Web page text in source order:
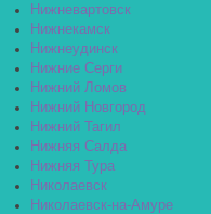
Нижневартовск
Нижнекамск
Нижнеудинск
Нижние Серги
Нижний Ломов
Нижний Новгород
Нижний Тагил
Нижняя Салда
Нижняя Тура
Николаевск
Николаевск-на-Амуре